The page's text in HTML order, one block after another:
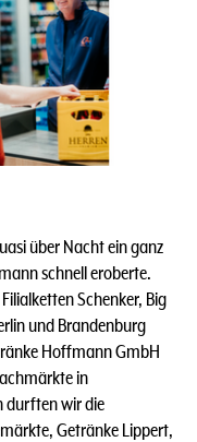
über Nacht ein ganz
schnell eroberte.
Schenker, Big
und Brandenburg
Hoffmann GmbH
in
durften wir die
Getränke Lippert,